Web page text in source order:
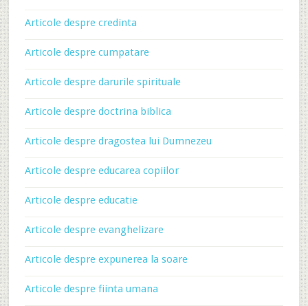
Articole despre credinta
Articole despre cumpatare
Articole despre darurile spirituale
Articole despre doctrina biblica
Articole despre dragostea lui Dumnezeu
Articole despre educarea copiilor
Articole despre educatie
Articole despre evanghelizare
Articole despre expunerea la soare
Articole despre fiinta umana